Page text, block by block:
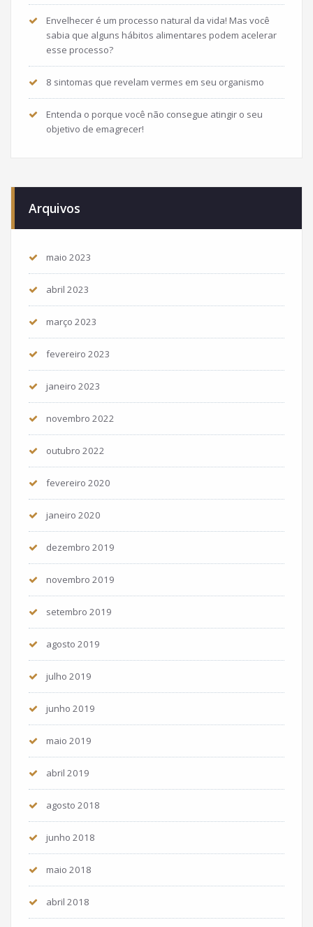
Envelhecer é um processo natural da vida! Mas você
sabia que alguns hábitos alimentares podem acelerar
esse processo?
8 sintomas que revelam vermes em seu organismo
Entenda o porque você não consegue atingir o seu
objetivo de emagrecer!
Arquivos
maio 2023
abril 2023
março 2023
fevereiro 2023
janeiro 2023
novembro 2022
outubro 2022
fevereiro 2020
janeiro 2020
dezembro 2019
novembro 2019
setembro 2019
agosto 2019
julho 2019
junho 2019
maio 2019
abril 2019
agosto 2018
junho 2018
maio 2018
abril 2018